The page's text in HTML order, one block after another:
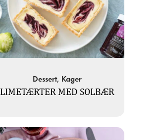
Dessert, Kager
LIMETÆRTER MED SOLBÆR